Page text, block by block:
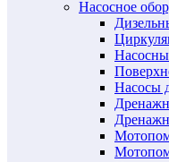
Насосное
Насосы